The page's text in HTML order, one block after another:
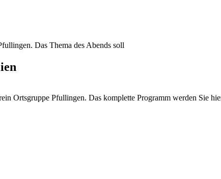
Das Thema des Abends soll
Ortsgruppe Pfullingen. Das komplette Programm werden Sie